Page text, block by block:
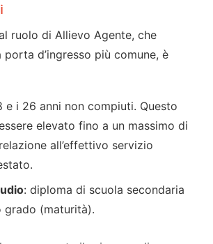
ruolo di Allievo Agente, che
porta d’ingresso più comune, è
e i 26 anni non compiuti. Questo
elevato fino a un massimo di
all’effettivo servizio
: diploma di scuola secondaria
grado (maturità).